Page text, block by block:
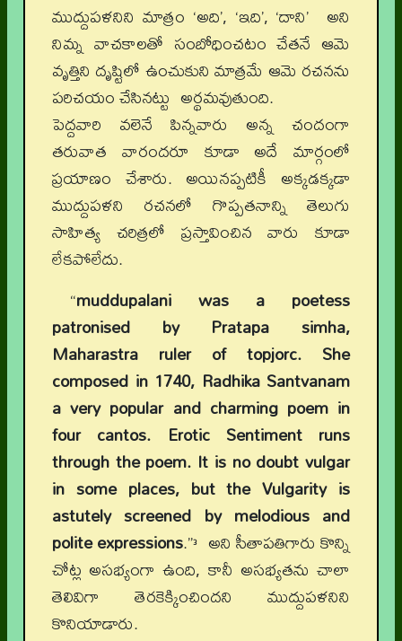
ముద్దుపళనిని మాత్రం ‘అది’, ‘ఇది’, ‘దాని’ అని
నిమ్న వాచకాలతో సంబోధించటం చేతనే ఆమె
వృత్తిని దృష్టిలో ఉంచుకుని మాత్రమే ఆమె రచనను
పరిచయం చేసినట్టు అర్థమవుతుంది.
పెద్దవారి వలెనే పిన్నవారు అన్న చందంగా
తరువాత వారందరూ కూడా అదే మార్గంలో
ప్రయాణం చేశారు. అయినప్పటికీ అక్కడక్కడా
ముద్దుపళని రచనలో గొప్పతనాన్ని తెలుగు
సాహిత్య చరిత్రలో ప్రస్తావించిన వారు కూడా
లేకపోలేదు.
“muddupalani was a poetess
patronised by Pratapa simha,
Maharastra ruler of topjorc. She
composed in 1740, Radhika Santvanam
a very popular and charming poem in
four cantos. Erotic Sentiment runs
through the poem. It is no doubt vulgar
in some places, but the Vulgarity is
astutely screened by melodious and
polite expressions.”3అని సీతాపతిగారు కొన్ని
చోట్ల అసభ్యంగా ఉంది, కానీ అసభ్యతను చాలా
తెలివిగా తెరకెక్కించిందని ముద్దుపళనిని
కొనియాడారు.